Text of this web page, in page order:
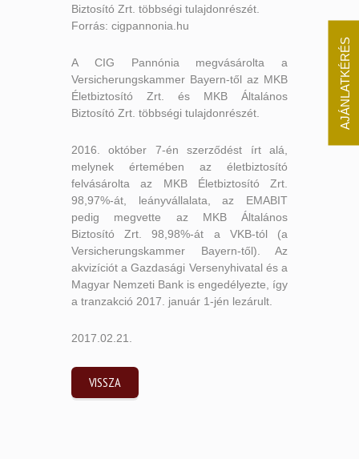
AJÁNLATKÉRÉS
Biztosító Zrt. többségi tulajdonrészét.
Forrás: cigpannonia.hu
A CIG Pannónia megvásárolta a
Versicherungskammer Bayern-től az MKB
Életbiztosító Zrt. és MKB Általános
Biztosító Zrt. többségi tulajdonrészét.
2016. október 7-én szerződést írt alá,
melynek értemében az életbiztosító
felvásárolta az MKB Életbiztosító Zrt.
98,97%-át, leányvállalata, az EMABIT
pedig megvette az MKB Általános
Biztosító Zrt. 98,98%-át a VKB-tól (a
Versicherungskammer Bayern-től). Az
akvizíciót a Gazdasági Versenyhivatal és a
Magyar Nemzeti Bank is engedélyezte, így
a tranzakció 2017. január 1-jén lezárult.
2017.02.21.
VISSZA